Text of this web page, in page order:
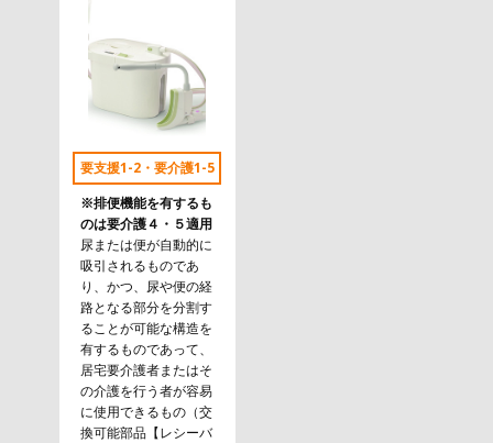
要支援1-2・要介護1-5
※排便機能を有するも
のは要介護４・５適用
尿または便が自動的に
吸引されるものであ
り、かつ、尿や便の経
路となる部分を分割す
ることが可能な構造を
有するものであって、
居宅要介護者またはそ
の介護を行う者が容易
に使用できるもの（交
換可能部品【レシーバ